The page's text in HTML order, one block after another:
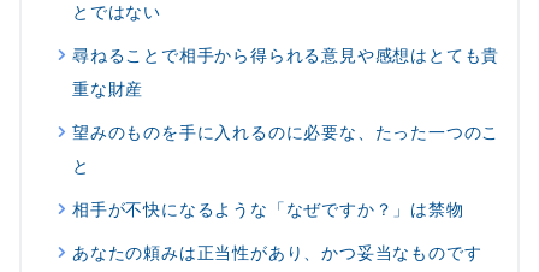
とではない
尋ねることで相手から得られる意見や感想はとても貴
重な財産
望みのものを手に入れるのに必要な、たった一つのこ
と
相手が不快になるような「なぜですか？」は禁物
あなたの頼みは正当性があり、かつ妥当なものです